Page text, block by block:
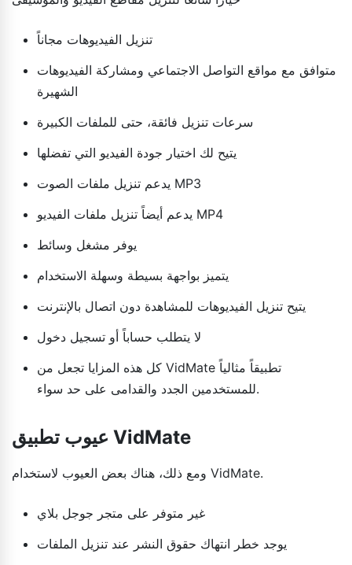
تنزيل الفيديوهات مجاناً
متوافق مع مواقع التواصل الاجتماعي ومشاركة الفيديوهات
الشهيرة
سرعات تنزيل فائقة، حتى للملفات الكبيرة
يتيح لك اختيار جودة الفيديو التي تفضلها
يدعم تنزيل ملفات الصوت MP3
يدعم أيضاً تنزيل ملفات الفيديو MP4
يوفر مشغل وسائط
يتميز بواجهة بسيطة وسهلة الاستخدام
يتيح تنزيل الفيديوهات للمشاهدة دون اتصال بالإنترنت
لا يتطلب حساباً أو تسجيل دخول
كل هذه المزايا تجعل من VidMate تطبيقاً مثالياً
للمستخدمين الجدد والقدامى على حد سواء.
عيوب تطبيق VidMate
ومع ذلك، هناك بعض العيوب لاستخدام VidMate.
غير متوفر على متجر جوجل بلاي
يوجد خطر انتهاك حقوق النشر عند تنزيل الملفات